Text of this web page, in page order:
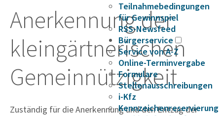
Teilnahmebedingungen
für Gewinnspiel
RSS-Newsfeed
Bürgerservice
Service von A-Z
Online-Terminvergabe
Formulare
Stellenausschreibungen
i-Kfz
Kennzeichenreservierung
Aner­ken­nung der
klein­gärt­ne­ri­schen
Gemein­nüt­zig­keit
Zuständig für die Anerkennung und den Entzug der